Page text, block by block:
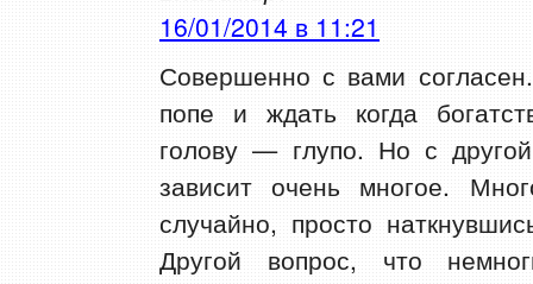
16/01/2014 в 11:21
Совершенно с вами
попе и ждать когда
голову — глупо. Но с
зависит очень многое.
случайно, просто
Другой вопрос, что